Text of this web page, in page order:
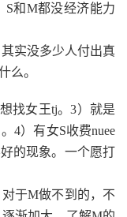
S和M都没经济能力
实没多少人付出真
么。
找女王tj。3）就是
4）有女S收费nuee
的现象。一个愿打
于M做不到的，不